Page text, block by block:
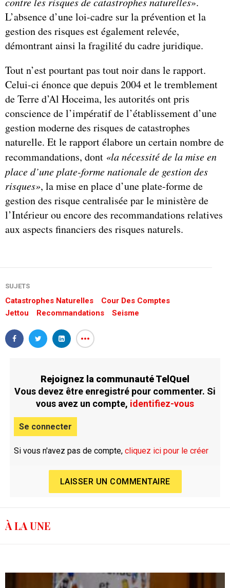
L’absence d’une loi-cadre sur la prévention et la
gestion des risques est également relevée,
démontrant ainsi la fragilité du cadre juridique.
Tout n’est pourtant pas tout noir dans le rapport.
Celui-ci énonce que depuis 2004 et le tremblement
de Terre d’Al Hoceima, les autorités ont pris
conscience de l’impératif de l’établissement d’une
gestion moderne des risques de catastrophes
naturelle. Et le rapport élabore un certain nombre de
recommandations, dont «la nécessité de la mise en
place d’une plate-forme nationale de gestion des
risques», la mise en place d’une plate-forme de
gestion des risque centralisée par le ministère de
l’Intérieur ou encore des recommandations relatives
aux aspects financiers des risques naturels.
SUJETS
Catastrophes Naturelles
Cour Des Comptes
Jettou
Recommandations Seisme
Rejoignez la communauté TelQuel
Vous devez être enregistré pour commenter. Si
vous avez un compte, identifiez-vous
Se connecter
Si vous n'avez pas de compte, cliquez ici pour le créer
LAISSER UN COMMENTAIRE
À LA UNE